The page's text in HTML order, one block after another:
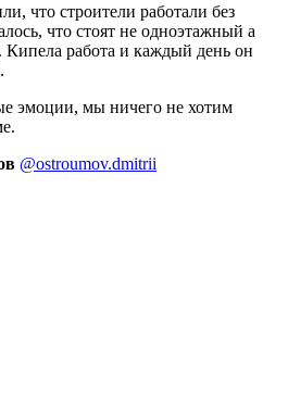
что строители работали без
что стоят не одноэтажный а
работа и каждый день он
эмоции, мы ничего не хотим
@ostroumov.dmitrii